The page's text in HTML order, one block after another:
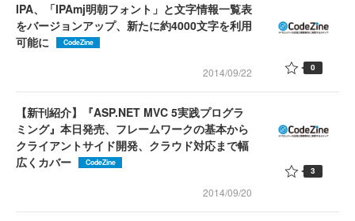
IPA、「IPAmj明朝フォント」と文字情報一覧表
をバージョンアップ、新たに約4000文字を利用
可能に
CodeZine
2014/09/22 0
【新刊紹介】『ASP.NET MVC 5実践プログラ
ミング』本日発売、フレームワークの基本から
クライアントサイド開発、クラウド対応まで幅
広くカバー
CodeZine
2014/09/20
3